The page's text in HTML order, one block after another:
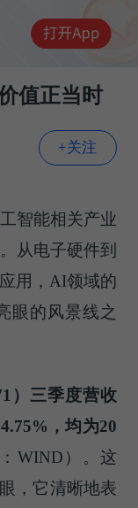
值正当时
+关注
智能相关产业
从电子硬件到
用，AI领域的
眼的风景线之
）三季度营收
，均为20
WIND）。这
，它清晰地表